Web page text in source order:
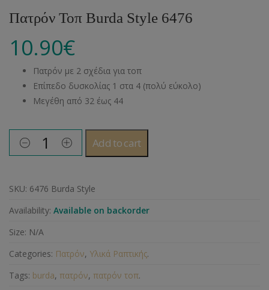
Πατρόν Τοπ Burda Style 6476
10.90€
Πατρόν με 2 σχέδια για τοπ
Επίπεδο δυσκολίας 1 στα 4 (πολύ εύκολο)
Μεγέθη από 32 έως 44
Add to cart
SKU: 6476 Burda Style
Availability: Available on backorder
Size: N/A
Categories: Πατρόν, Υλικά Ραπτικής.
Tags: burda, πατρόν, πατρόν τοπ.